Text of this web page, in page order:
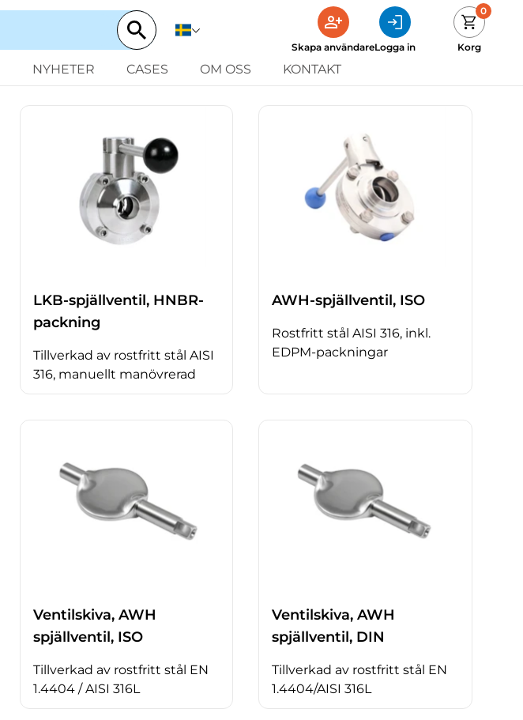
Skapa användareLogga in
0
Korg
NYHETER CASES OM OSS KONTAKT
LKB-spjällventil, HNBR-
packning
Tillverkad av rostfritt stål AISI
316, manuellt manövrerad
AWH-spjällventil, ISO
Rostfritt stål AISI 316, inkl.
EDPM-packningar
Ventilskiva, AWH
spjällventil, ISO
Tillverkad av rostfritt stål EN
1.4404 / AISI 316L
Ventilskiva, AWH
spjällventil, DIN
Tillverkad av rostfritt stål EN
1.4404/AISI 316L